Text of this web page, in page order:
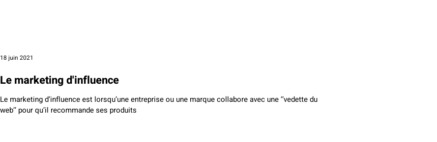
Le marketing d'influence
Le marketing d’influence est lorsqu’une entreprise ou une marque collabore avec une ‘’vedette du
web’’ pour qu’il recommande ses produits
18 juin 2021